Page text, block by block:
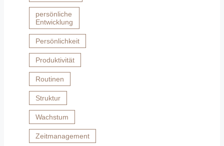
persönliche
Entwicklung
Persönlichkeit
Produktivität
Routinen
Struktur
Wachstum
Zeitmanagement